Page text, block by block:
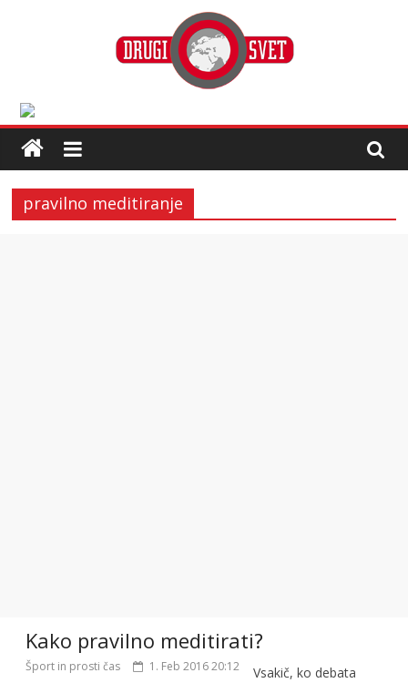
pravilno meditiranje
Kako pravilno meditirati?
Šport in prosti čas 1. Feb 2016 20:12
Vsakič, ko debata